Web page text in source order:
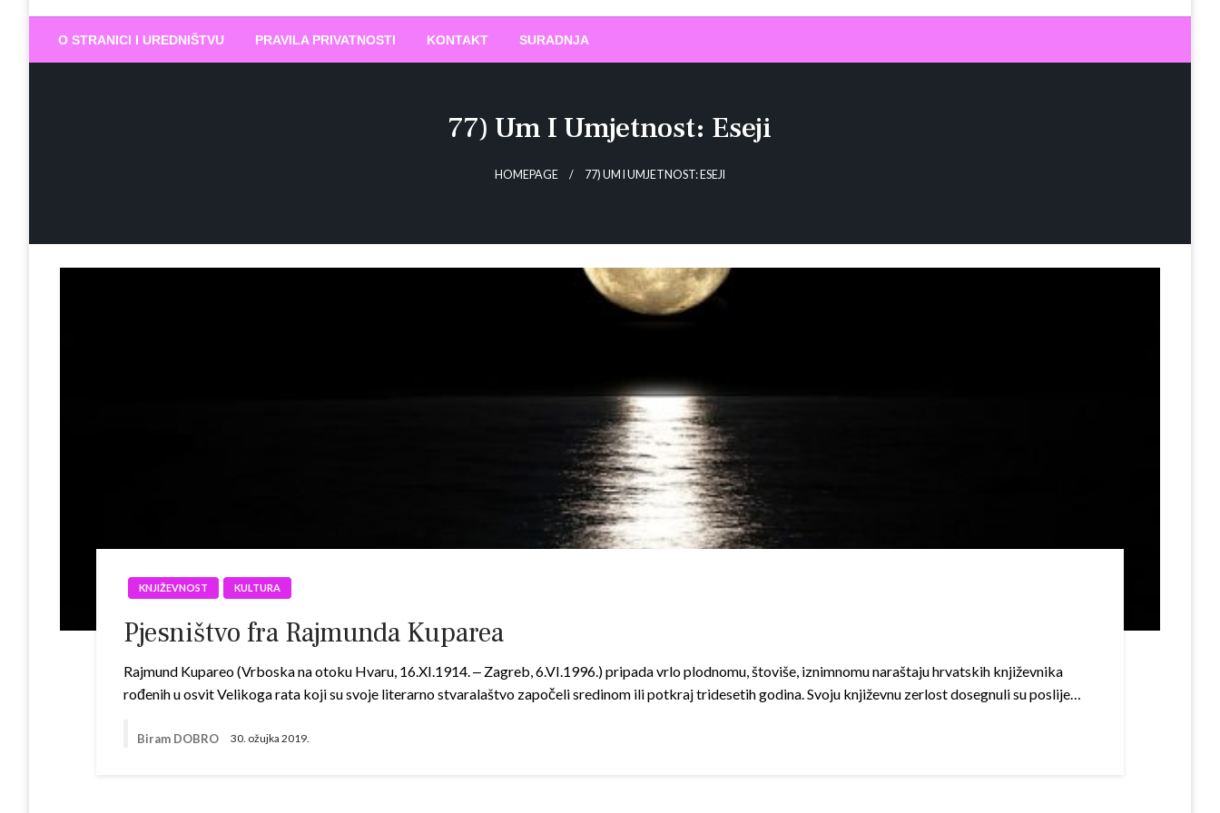
Biram DOBRO
O STRANICI I UREDNIŠTVU PRAVILA PRIVATNOSTI KONTAKT SURADNJA
77) Um I Umjetnost: Eseji
HOMEPAGE 77) UM I UMJETNOST: ESEJI
KNJIŽEVNOST KULTURA
Pjesništvo fra Rajmunda Kuparea
Rajmund Kupareo (Vrboska na otoku Hvaru, 16.XI.1914. ‒ Zagreb, 6.VI.1996.) pripada vrlo plodnomu, štoviše, iznimnomu naraštaju hrvatskih književnika
rođenih u osvit Velikoga rata koji su svoje literarno stvaralaštvo započeli sredinom ili potkraj tridesetih godina. Svoju književnu zerlost dosegnuli su poslije…
Biram DOBRO 30. ožujka 2019.